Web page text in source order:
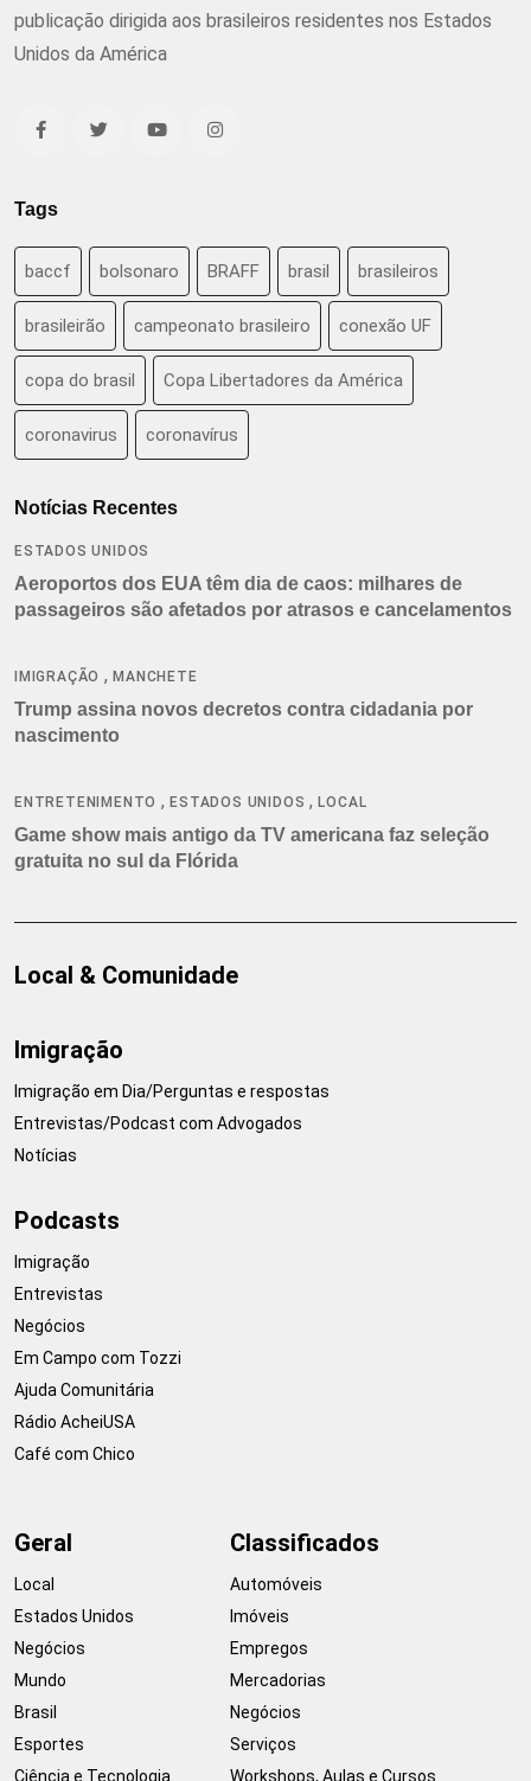
publicação dirigida aos brasileiros residentes nos Estados
Unidos da América
Tags
baccf bolsonaro BRAFF brasil brasileiros
brasileirão campeonato brasileiro conexão UF
copa do brasil Copa Libertadores da América
coronavirus coronavírus
Notícias Recentes
ESTADOS UNIDOS
Aeroportos dos EUA têm dia de caos: milhares de
passageiros são afetados por atrasos e cancelamentos
IMIGRAÇÃO ,MANCHETE
Trump assina novos decretos contra cidadania por
nascimento
ENTRETENIMENTO ,ESTADOS UNIDOS ,LOCAL
Game show mais antigo da TV americana faz seleção
gratuita no sul da Flórida
Local & Comunidade
Imigração
Imigração em Dia/Perguntas e respostas
Entrevistas/Podcast com Advogados
Notícias
Podcasts
Imigração
Entrevistas
Negócios
Em Campo com Tozzi
Ajuda Comunitária
Rádio AcheiUSA
Café com Chico
Geral
Local
Estados Unidos
Negócios
Mundo
Brasil
Esportes
Ciência e Tecnologia
Classificados
Automóveis
Imóveis
Empregos
Mercadorias
Negócios
Serviços
Workshops, Aulas e Cursos